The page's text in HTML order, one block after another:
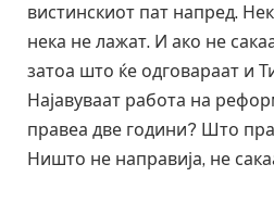
вистинскиот пат напред.
нека не лажат. И ако не
затоа што ќе одговараат и
Најавуваат работа на
правеа две години? Што
Ништо не направија, не